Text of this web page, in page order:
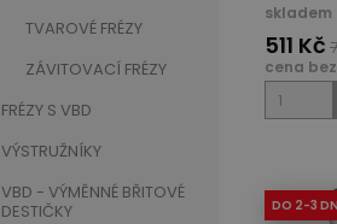
TVAROVÉ FRÉZY
ZÁVITOVACÍ FRÉZY
FRÉZY S VBD
VÝSTRUŽNÍKY
VBD - VÝMĚNNÉ BŘITOVÉ
DESTIČKY
skladem
511 Kč
cena bez
DO 2-3